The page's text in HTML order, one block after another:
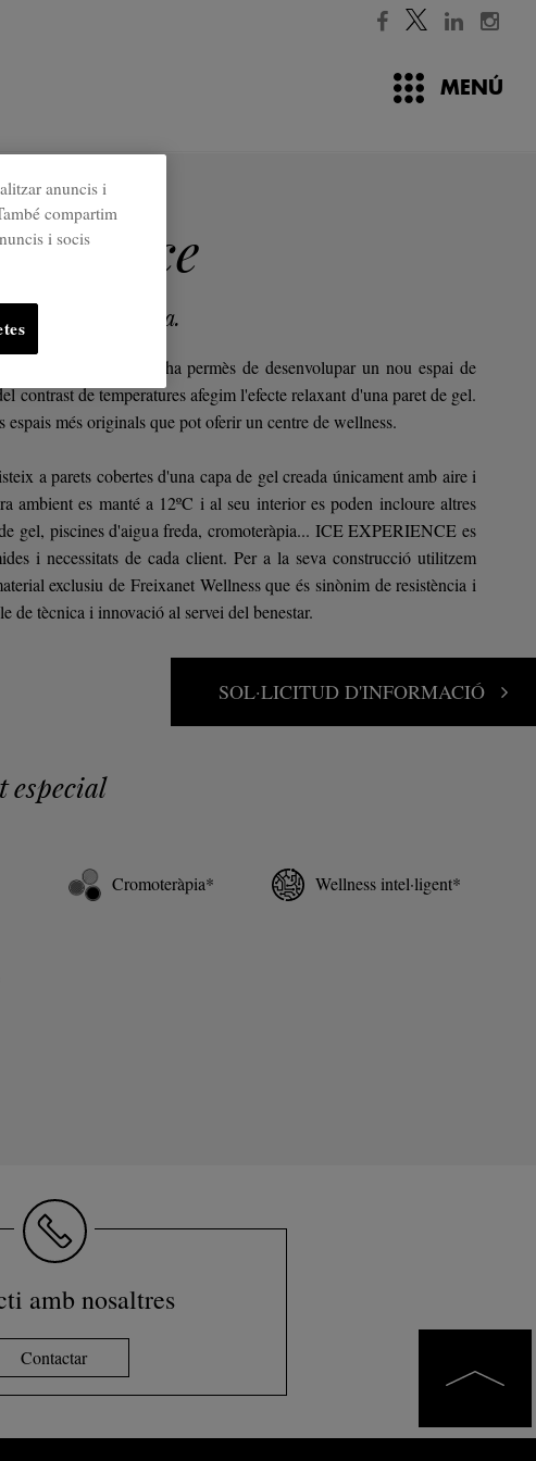
MENÚ
de fred
a un glacera.
equip d'R+D ens ha permès de desenvolupar un nou espai de
contrast de temperatures afegim l'efecte relaxant d'una paret de gel.
espais més originals que pot oferir un centre de wellness.
a parets cobertes d'una capa de gel creada únicament amb aire i
ambient es manté a 12ºC i al seu interior es poden incloure altres
gel, piscines d'aigua freda, cromoteràpia... ICE EXPERIENCE es
i necessitats de cada client. Per a la seva construcció utilitzem
exclusiu de Freixanet Wellness que és sinònim de resistència i
de tècnica i innovació al servei del benestar.
SOL·LICITUD D'INFORMACIÓ
especial
Cromoteràpia* Wellness intel·ligent*
amb nosaltres
Contactar
anuncis i
compartim
i socis